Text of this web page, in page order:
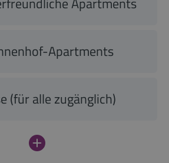
Apartments
(für alle zugänglich)